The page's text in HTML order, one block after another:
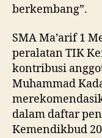
berkembang”.
SMA Ma’arif 1
peralatan TIK
kontribusi
Muhammad
dalam daftar
Kemendikbud